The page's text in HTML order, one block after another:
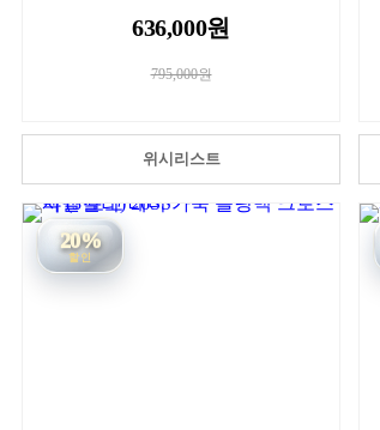
636,000원
795,000원
위시리스트
20%
할인